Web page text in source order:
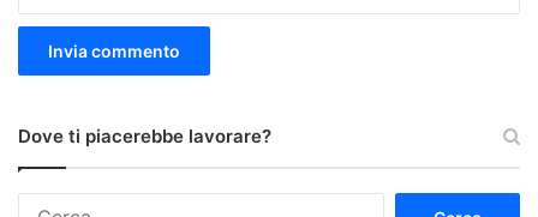
Dove ti piacerebbe lavorare?